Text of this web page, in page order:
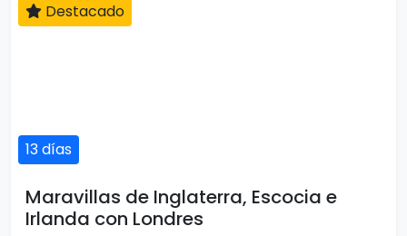
13 días
Destacado
Maravillas de Inglaterra, Escocia e
Irlanda con Londres